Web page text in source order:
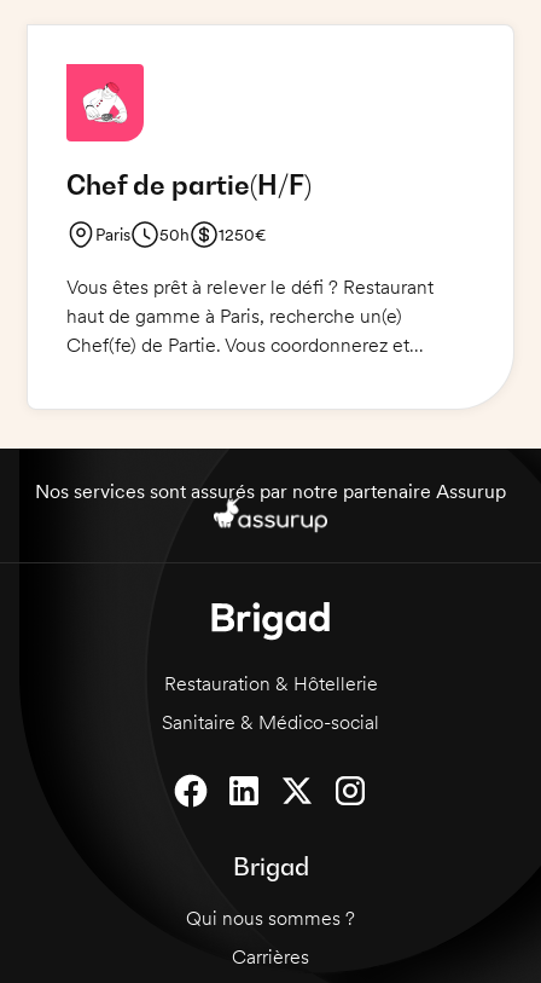
serez responsable de la gestion des stocks et
des commandes.
Chef de partie(H/F)
Paris 50h 1250€
Vous êtes prêt à relever le défi ? Restaurant
haut de gamme à Paris, recherche un(e)
Chef(fe) de Partie. Vous coordonnerez et
demi chefs de partie, effectuerez le service en
Nos services sont assurés par notre partenaire Assurup
Restauration & Hôtellerie
Sanitaire & Médico-social
Brigad
Qui nous sommes ?
Carrières